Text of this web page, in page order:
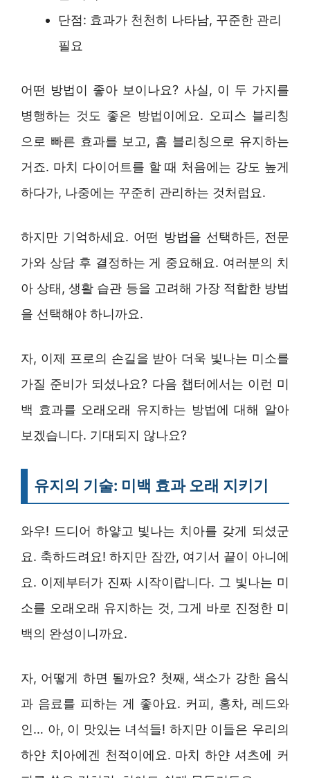
단점: 효과가 천천히 나타남, 꾸준한 관리
필요
어떤 방법이 좋아 보이나요? 사실, 이 두 가지를
병행하는 것도 좋은 방법이에요. 오피스 블리칭
으로 빠른 효과를 보고, 홈 블리칭으로 유지하는
거죠. 마치 다이어트를 할 때 처음에는 강도 높게
하다가, 나중에는 꾸준히 관리하는 것처럼요.
하지만 기억하세요. 어떤 방법을 선택하든, 전문
가와 상담 후 결정하는 게 중요해요. 여러분의 치
아 상태, 생활 습관 등을 고려해 가장 적합한 방법
을 선택해야 하니까요.
자, 이제 프로의 손길을 받아 더욱 빛나는 미소를
가질 준비가 되셨나요? 다음 챕터에서는 이런 미
백 효과를 오래오래 유지하는 방법에 대해 알아
보겠습니다. 기대되지 않나요?
유지의 기술: 미백 효과 오래 지키기
와우! 드디어 하얗고 빛나는 치아를 갖게 되셨군
요. 축하드려요! 하지만 잠깐, 여기서 끝이 아니에
요. 이제부터가 진짜 시작이랍니다. 그 빛나는 미
소를 오래오래 유지하는 것, 그게 바로 진정한 미
백의 완성이니까요.
자, 어떻게 하면 될까요? 첫째, 색소가 강한 음식
과 음료를 피하는 게 좋아요. 커피, 홍차, 레드와
인… 아, 이 맛있는 녀석들! 하지만 이들은 우리의
하얀 치아에겐 천적이에요. 마치 하얀 셔츠에 커